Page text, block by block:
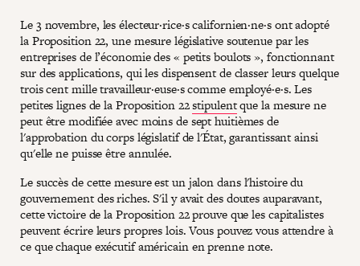
Le 3 novembre, les électeur·rice·s californien·ne·s ont adopté
la Proposition 22, une mesure législative soutenue par les
entreprises de l’économie des « petits boulots », fonctionnant
sur des applications, qui les dispensent de classer leurs quelque
trois cent mille travailleur·euse·s comme employé·e·s. Les
petites lignes de la Proposition 22stipulentque la mesure ne
peut être modifiée avec moins de sept huitièmes de
l'approbation du corps législatif de l'État, garantissant ainsi
qu'elle ne puisse être annulée.
Le succès de cette mesure est un jalon dans l'histoire du
gouvernement des riches. S'il y avait des doutes auparavant,
cette victoire de la Proposition 22 prouve que les capitalistes
peuvent écrire leurs propres lois. Vous pouvez vous attendre à
ce que chaque exécutif américain en prenne note.